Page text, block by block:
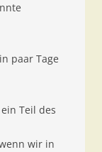
paar Tage
Teil des
wir in